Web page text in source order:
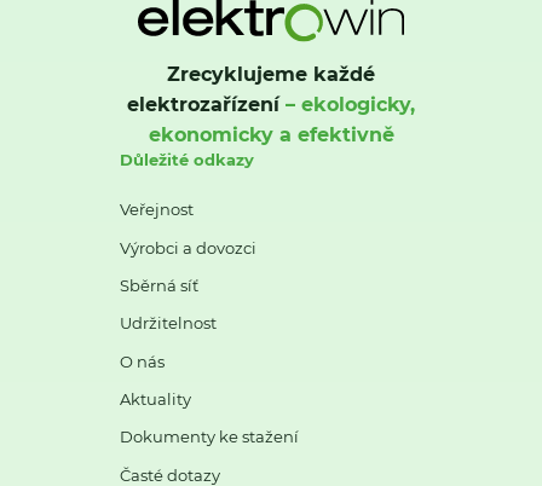
Zrecyklujeme každé
elektrozařízení– ekologicky,
ekonomicky a efektivně
Důležité odkazy
Veřejnost
Výrobci a dovozci
Sběrná síť
Udržitelnost
O nás
Aktuality
Dokumenty ke stažení
Časté dotazy